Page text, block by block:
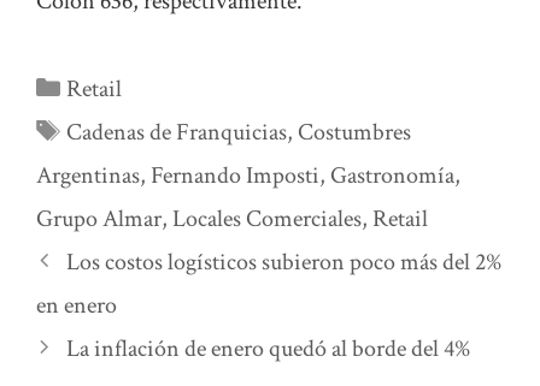
Categorías
Retail
Etiquetas
Cadenas de Franquicias, Costumbres
Argentinas, Fernando Imposti, Gastronomía,
Grupo Almar,Locales Comerciales, Retail
Los costos logísticos subieron poco más del 2%
en enero
La inflación de enero quedó al borde del 4%